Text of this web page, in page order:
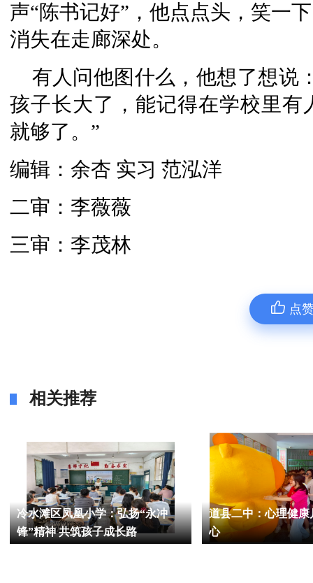
声“陈书记好”，他点点头，笑一
消失在走廊深处。
有人问他图什么，他想了想说
孩子长大了，能记得在学校里
就够了。”
编辑：余杏 实习 范泓洋
二审：李薇薇
三审：李茂林
点
相关推荐
冷水滩区凤凰小学：弘扬“永冲
锋”精神 共筑孩子成长路
道县二中：心理健康月 家校
心